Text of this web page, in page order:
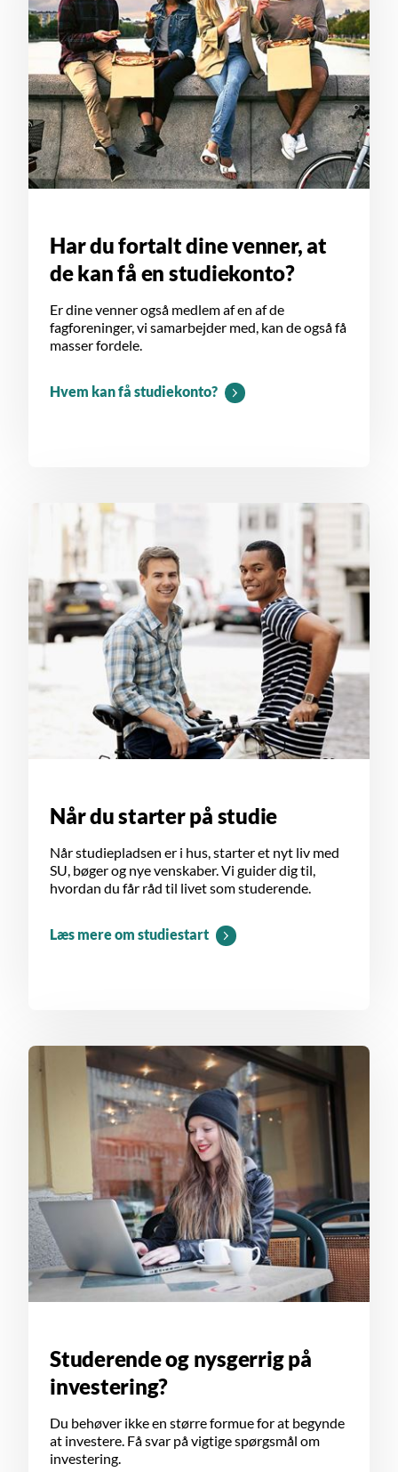
Har du fortalt dine venner, at
de kan få en studiekonto?
Er dine venner også medlem af en af de
fagforeninger, vi samarbejder med, kan de også få
masser fordele.
Hvem kan få studiekonto?
Når du starter på studie
Når studiepladsen er i hus, starter et nyt liv med
SU, bøger og nye venskaber. Vi guider dig til,
hvordan du får råd til livet som studerende.
Læs mere om studiestart
Studerende og nysgerrig på
investering?
Du behøver ikke en større formue for at begynde
at investere. Få svar på vigtige spørgsmål om
investering.